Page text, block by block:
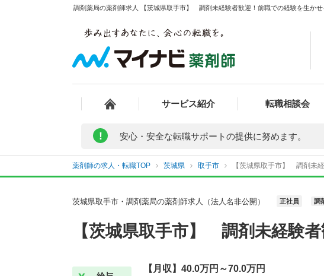
調剤薬局の薬剤師求人 【茨城県取手市】 調剤未経験者歓迎！前職での経験を生か
サービス紹介 転職相談会
! 安心・安全な転職サポートの提供に努めます。
薬剤師の求人・転職TOP 茨城県 取手市 【茨城県取手市】 調剤未
茨城県取手市・調剤薬局の薬剤師求人（法人名非公開） 正社員 調
【茨城県取手市】 調剤未経験
【月収】40.0万円～70.0万円